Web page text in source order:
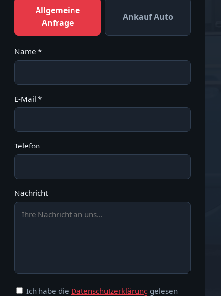
Allgemeine
Anfrage
Ankauf Auto
Name *
E-Mail *
Telefon
Nachricht
Ich habe die Datenschutzerklärung gelesen